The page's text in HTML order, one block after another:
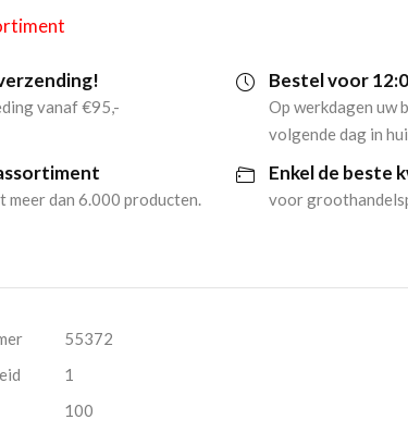
vanaf €95,-
Bestel voor
Op werkdagen uw
volgende dag in
meer dan 6.000 producten.
Enkel de beste
voor
55372
1
100